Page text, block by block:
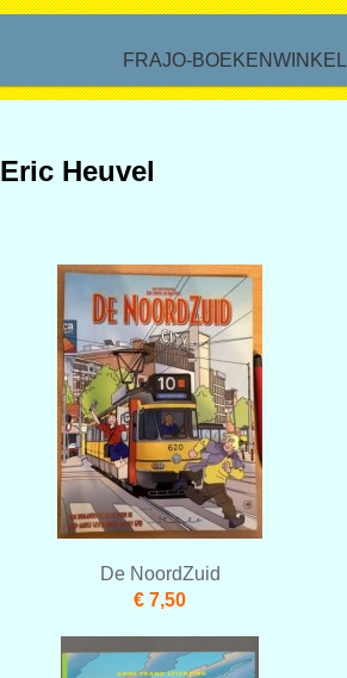
FRAJO-BOEKENWINKEL
Eric Heuvel
De NoordZuid
€ 7,50